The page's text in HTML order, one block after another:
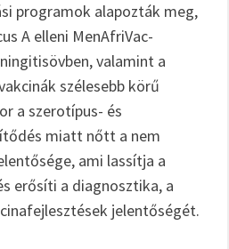
programok alapozták meg,
A elleni MenAfriVac-
valamint a
szélesebb körű
a szerotípus- és
miatt nőtt a nem
ami lassítja a
erősíti a diagnosztika, a
jelentőségét.